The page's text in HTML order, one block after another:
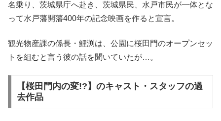
名乗り、茨城県庁へ赴き、茨城県民、水戸市民が一体とな
って水戸藩開藩400年の記念映画を作ると宣言。
観光物産課の係長・鯉渕は、公園に桜田門のオープンセッ
トを組むと言う彼の話を聞いていたが…。
【桜田門内の変!?】のキャスト・スタッフの過
去作品